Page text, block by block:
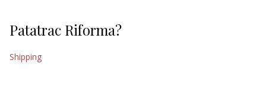
Patatrac Riforma?
Shipping